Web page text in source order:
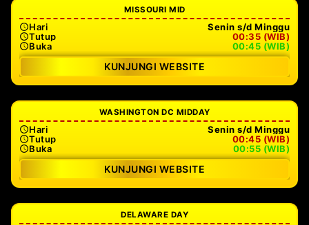
MISSOURI MID
Hari
Senin s/d Minggu
Tutup
00:35 (WIB)
Buka
00:45 (WIB)
KUNJUNGI WEBSITE
WASHINGTON DC MIDDAY
Hari
Senin s/d Minggu
Tutup
00:45 (WIB)
Buka
00:55 (WIB)
KUNJUNGI WEBSITE
DELAWARE DAY